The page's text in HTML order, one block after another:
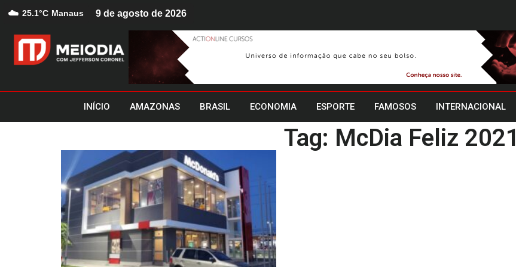
☁️ 25.1°C Manaus 9 de agosto de 2026
INÍCIO AMAZONAS BRASIL ECONOMIA ESPORTE FAMOSOS INTERNACIONAL
Tag: McDia Feliz 2021